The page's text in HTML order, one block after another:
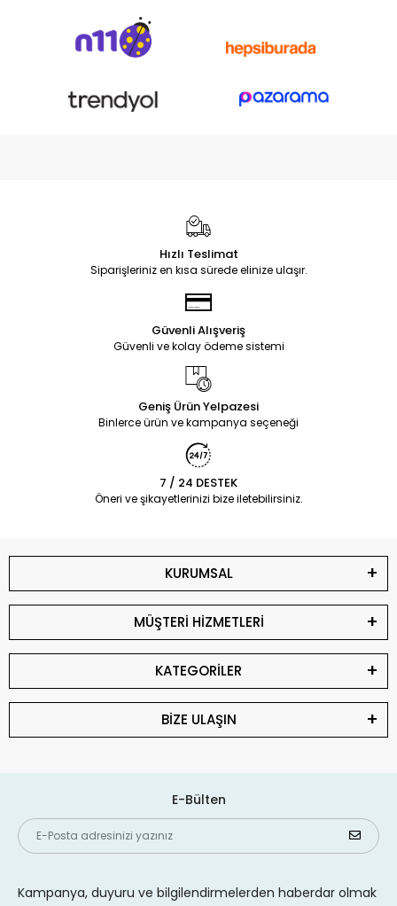
Hızlı Teslimat
Siparişleriniz en kısa sürede elinize ulaşır.
Güvenli Alışveriş
Güvenli ve kolay ödeme sistemi
Geniş Ürün Yelpazesi
Binlerce ürün ve kampanya seçeneği
7 / 24 DESTEK
Öneri ve şikayetlerinizi bize iletebilirsiniz.
KURUMSAL
MÜŞTERİ HİZMETLERİ
KATEGORİLER
BİZE ULAŞIN
E-Bülten
Kampanya, duyuru ve bilgilendirmelerden haberdar olmak